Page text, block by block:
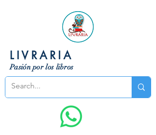
LIVRARIA
Pasión por los libros